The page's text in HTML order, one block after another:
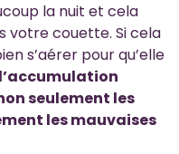
la nuit et cela
votre couette. Si cela
s’aérer pour qu’elle
seulement les
les mauvaises